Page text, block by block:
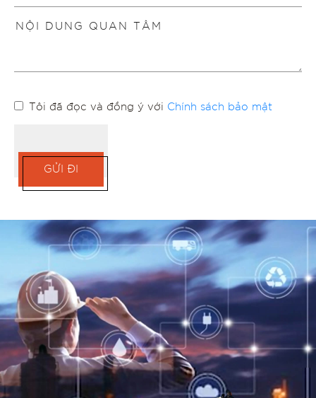
Tôi đã đọc và đồng ý với Chính sách bảo mật
GỬI ĐI